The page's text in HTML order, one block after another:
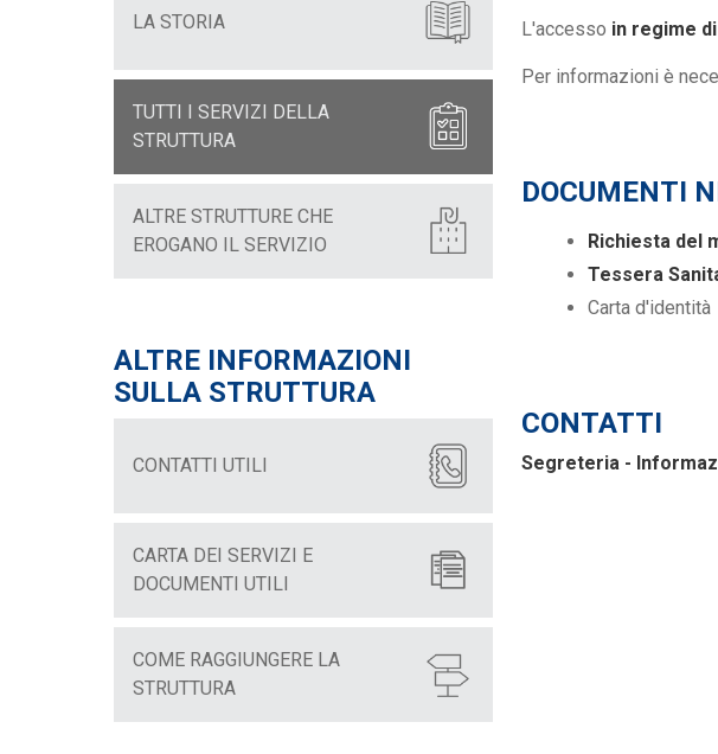
LA STORIA
TUTTI I SERVIZI DELLA
STRUTTURA
ALTRE STRUTTURE CHE
EROGANO IL SERVIZIO
ALTRE INFORMAZIONI
SULLA STRUTTURA
CONTATTI UTILI
CARTA DEI SERVIZI E
DOCUMENTI UTILI
COME RAGGIUNGERE LA
STRUTTURA
L'accesso in regime
Per informazioni è
DOCUMENTI
Richiesta del
Tessera
Carta d'identità
CONTATTI
Segreteria -